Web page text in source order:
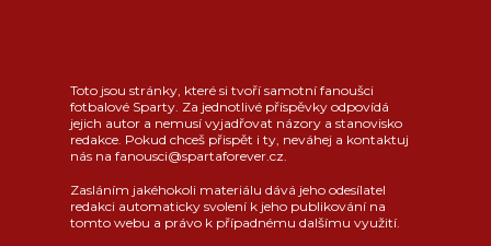
Toto jsou stránky, které si tvoří samotní fanoušci
fotbalové Sparty. Za jednotlivé příspěvky odpovídá
jejich autor a nemusí vyjadřovat názory a stanovisko
redakce. Pokud chceš přispět i ty, neváhej a kontaktuj
nás na fanousci@spartaforever.cz.
Zasláním jakéhokoli materiálu dává jeho odesílatel
redakci automaticky svolení k jeho publikování na
tomto webu a právo k případnému dalšímu využití.